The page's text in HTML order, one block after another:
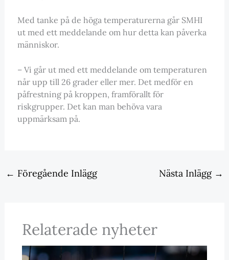
Med tanke på de höga temperaturerna går SMHI
ut med ett meddelande om hur detta kan påverka
människor.
– Vi går ut med ett meddelande om temperaturen
når upp till 26 grader eller mer. Det medför en
påfrestning på kroppen, framförallt för
riskgrupper. Det kan man behöva vara
uppmärksam på.
← Föregående Inlägg Nästa Inlägg →
Relaterade nyheter